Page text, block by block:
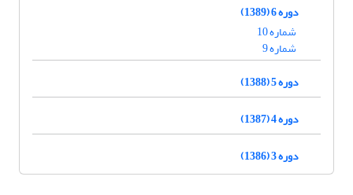
دوره 6 (1389)
شماره 10
شماره 9
دوره 5 (1388)
دوره 4 (1387)
دوره 3 (1386)